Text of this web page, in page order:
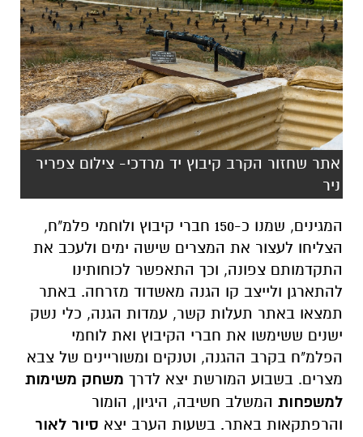
אתר שחזור הקרב קיבוץ יד מרדכי- צילום צפריר
ניר
המגינים, שמנו כ-150 חברי קיבוץ ולוחמי פלמ"ח,
הצליחו לעצור את המצרים שישה ימים ולעכב את
התקדמותם צפונה, וכך התאפשר לכוחותינו
להתארגן ולייצב קו הגנה מאשדוד מזרחה. באתר
תמצאו באתר תעלות קשר, עמדות הגנה, כלי נשק
ישנים ששימשו את חברי הקיבוץ ואת לוחמי
הפלמ"ח בקרב ההגנה, וטנקים ומשוריינים של צבא
מצרים. בשבוע המורשת יצא לדרך משחק משימות
למשפחות המשלב חשיבה, היגיון, הומור
והרפתקאות באתר. בשעות הערב יצא סיור לאור